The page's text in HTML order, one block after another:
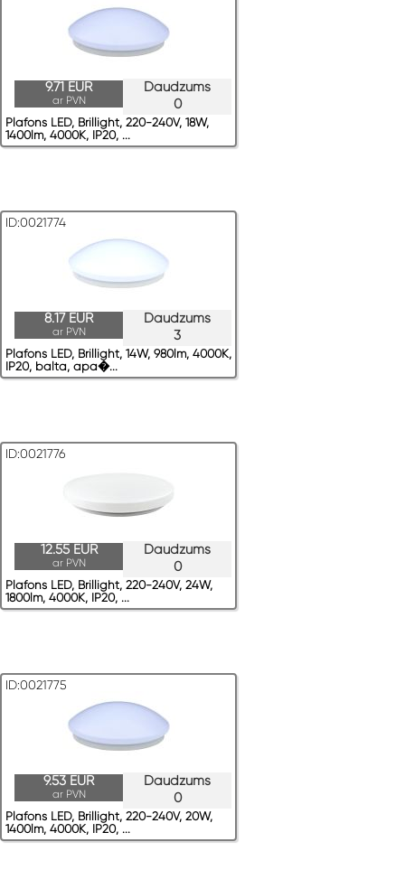
Daudzums
0
9.71 EUR
ar PVN
Plafons LED, Brillight, 220-240V, 18W,
1400lm, 4000K, IP20, ...
ID:0021774
Daudzums
3
8.17 EUR
ar PVN
Plafons LED, Brillight, 14W, 980lm, 4000K,
IP20, balta, apa�...
ID:0021776
Daudzums
0
12.55 EUR
ar PVN
Plafons LED, Brillight, 220-240V, 24W,
1800lm, 4000K, IP20, ...
ID:0021775
Daudzums
0
9.53 EUR
ar PVN
Plafons LED, Brillight, 220-240V, 20W,
1400lm, 4000K, IP20, ...